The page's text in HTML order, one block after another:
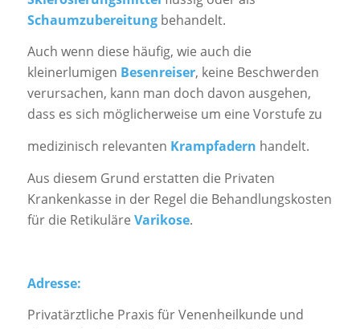
Schaumzubereitungbehandelt.
Auch wenn diese häufig, wie auch die
kleinerlumigen Besenreiser, keine Beschwerden
verursachen, kann man doch davon ausgehen,
dass es sich möglicherweise um eine Vorstufe zu
medizinisch relevanten Krampfadern handelt.
Aus diesem Grund erstatten die Privaten
Krankenkasse in der Regel die Behandlungskosten
für die Retikuläre Varikose.
Adresse:
Privatärztliche Praxis für Venenheilkunde und